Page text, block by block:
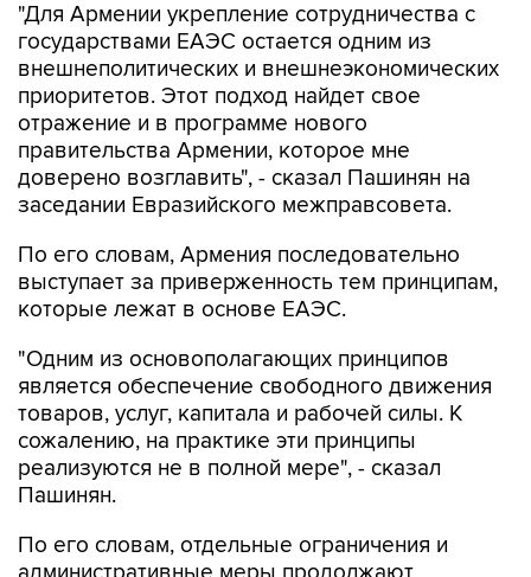
внешнеполитических и внешнеэкономических
приоритетов. Этот подход найдет свое
отражение и в программе нового
правительства Армении, которое мне
доверено возглавить", - сказал Пашинян на
заседании Евразийского межправсовета.
По его словам, Армения последовательно
которые лежат в основе ЕАЭС.
"Одним из основополагающих принципов
товаров, услуг, капитала и рабочей силы. К
сожалению, на практике эти принципы
реализуются не в полной мере", - сказал
Пашинян.
По его словам, отдельные ограничения и
препятствовать функционированию общего